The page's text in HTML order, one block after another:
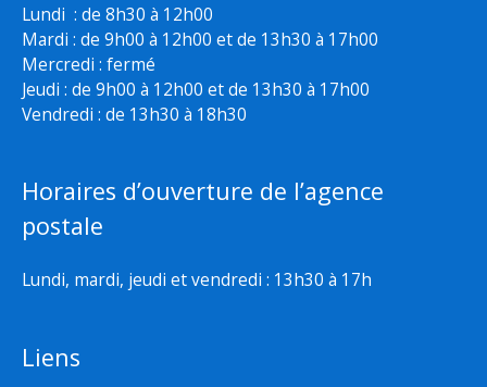
Lundi : de 8h30 à 12h00
Mardi : de 9h00 à 12h00 et de 13h30 à 17h00
Mercredi : fermé
Jeudi : de 9h00 à 12h00 et de 13h30 à 17h00
Vendredi : de 13h30 à 18h30
Horaires d’ouverture de l’agence
postale
Lundi, mardi, jeudi et vendredi : 13h30 à 17h
Liens